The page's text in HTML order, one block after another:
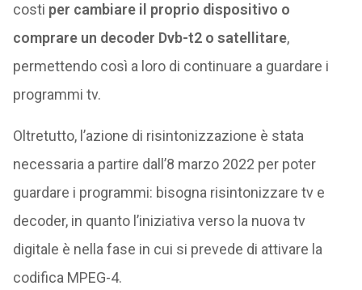
costi per cambiare il proprio dispositivo o
comprare un decoder Dvb-t2 o satellitare,
permettendo così a loro di continuare a guardare i
programmi tv.
Oltretutto, l’azione di risintonizzazione è stata
necessaria a partire dall’8 marzo 2022 per poter
guardare i programmi: bisogna risintonizzare tv e
decoder, in quanto l’iniziativa verso la nuova tv
digitale è nella fase in cui si prevede di attivare la
codifica MPEG-4.